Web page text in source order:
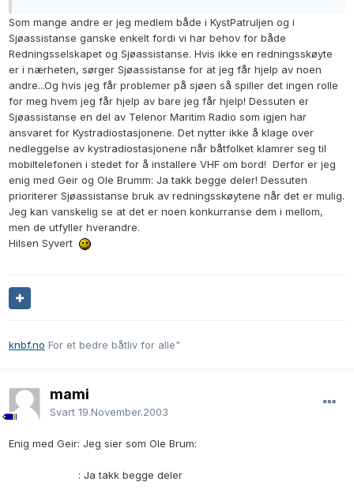
Som mange andre er jeg medlem både i KystPatruljen og i
Sjøassistanse ganske enkelt fordi vi har behov for både
Redningsselskapet og Sjøassistanse. Hvis ikke en redningsskøyte
er i nærheten, sørger Sjøassistanse for at jeg får hjelp av noen
andre...Og hvis jeg får problemer på sjøen så spiller det ingen rolle
for meg hvem jeg får hjelp av bare jeg får hjelp! Dessuten er
Sjøassistanse en del av Telenor Maritim Radio som igjen har
ansvaret for Kystradiostasjonene. Det nytter ikke å klage over
nedleggelse av kystradiostasjonene når båtfolket klamrer seg til
mobiltelefonen i stedet for å installere VHF om bord! Derfor er jeg
enig med Geir og Ole Brumm: Ja takk begge deler! Dessuten
prioriterer Sjøassistanse bruk av redningsskøytene når det er mulig.
Jeg kan vanskelig se at det er noen konkurranse dem i mellom,
men de utfyller hverandre.
Hilsen Syvert
knbf.no For et bedre båtliv for alle"
mami
Svart 19.November.2003
Enig med Geir: Jeg sier som Ole Brum:
: Ja takk begge deler